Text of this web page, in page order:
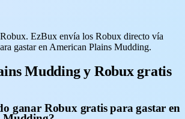
EzBux envía los Robux directo vía
gastar en American Plains Mudding.
Mudding y Robux gratis
ganar Robux gratis para gastar en